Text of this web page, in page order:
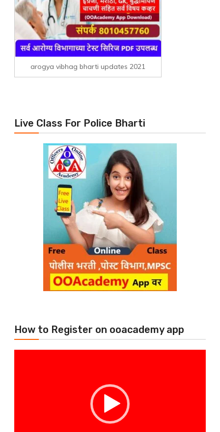
arogya vibhag bharti updates 2021
Live Class For Police Bharti
How to Register on ooacademy app